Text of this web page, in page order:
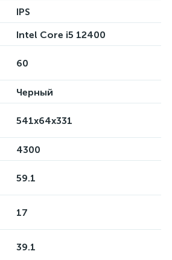
IPS
Intel Core i5 12400
60
Черный
541x64x331
4300
59.1
17
39.1